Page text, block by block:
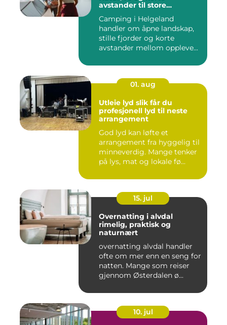
avstander til store
Camping i Helgeland
handler om åpne landskap,
stille fjorder og korte
avstander mellom oppleve...
01. aug
Utleie lyd slik får du
profesjonell lyd til neste
arrangement
God lyd kan løfte et
arrangement fra hyggelig til
minneverdig. Mange tenker
på lys, mat og lokale fø...
15. jul
Overnatting i alvdal
rimelig, praktisk og
naturnært
overnatting alvdal handler
ofte om mer enn en seng for
natten. Mange som reiser
gjennom Østerdalen ø...
10. jul